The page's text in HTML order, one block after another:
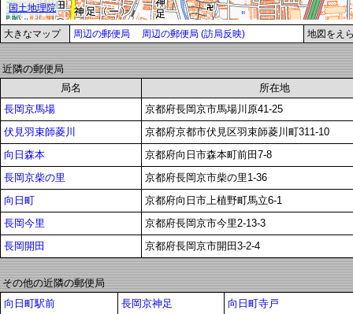
大きなマップ 周辺の郵便局 周辺の郵便局 (訪局反映) 地図をえ
近隣の郵便局
局名
所在地
長岡京馬場
京都府長岡京市馬場川原41-25
伏見羽束師菱川
京都府京都市伏見区羽束師菱川町311-10
向日森本
京都府向日市森本町前田7-8
長岡京柴の里
京都府長岡京市柴の里1-36
向日町
京都府向日市上植野町馬立6-1
長岡今里
京都府長岡京市今里2-13-3
長岡開田
京都府長岡京市開田3-2-4
その他の近隣の郵便局
向日町駅前
長岡京神足
向日町寺戸